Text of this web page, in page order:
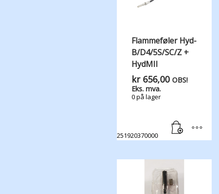
Flammeføler Hyd-
B/D4/5S/SC/Z +
HydMII
kr656,00 OBS!
Eks. mva.
0 på lager
251920370000